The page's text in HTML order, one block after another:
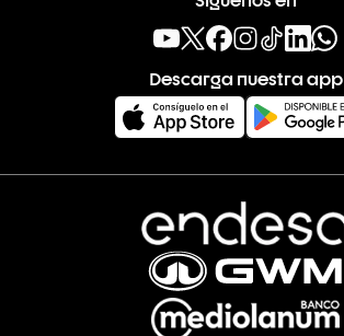
Descarga nuestra app